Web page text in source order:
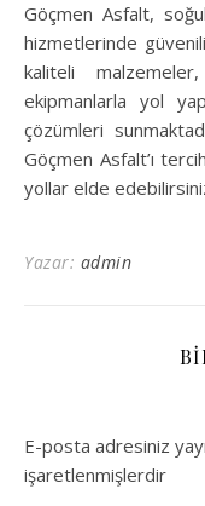
Göçmen Asfalt,
hizmetlerinde
kaliteli
ekipmanlarla yol
çözümleri
Göçmen Asfalt’ı
yollar elde
Yazar: admin
E-posta adresiniz
işaretlenmişlerdir